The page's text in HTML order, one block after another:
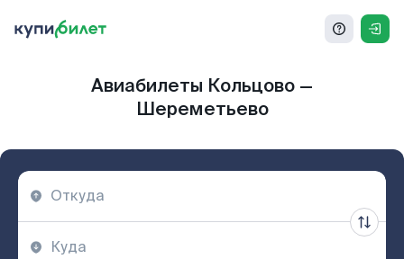
Авиабилеты Кольцово —
Шереметьево